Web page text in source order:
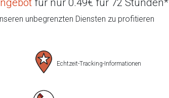
unbegrenzten Diensten zu profitieren
Echtzeit-Tracking-Informationen